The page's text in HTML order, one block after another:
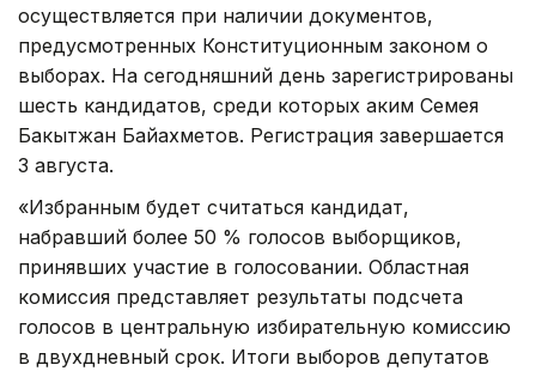
осуществляется при наличии документов,
предусмотренных Конституционным законом о
выборах. На сегодняшний день зарегистрированы
шесть кандидатов, среди которых аким Семея
Бакытжан Байахметов. Регистрация завершается
3 августа.
«Избранным будет считаться кандидат,
набравший более 50 % голосов выборщиков,
принявших участие в голосовании. Областная
комиссия представляет результаты подсчета
голосов в центральную избирательную комиссию
в двухдневный срок. Итоги выборов депутатов